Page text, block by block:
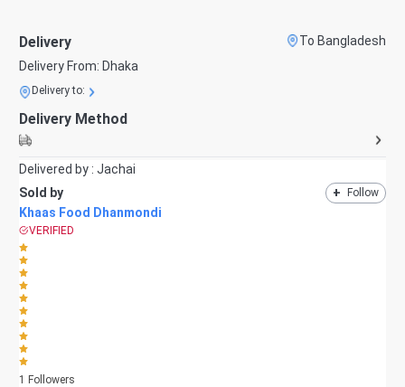
Delivery
To Bangladesh
Delivery From: Dhaka
Delivery to:
Delivery Method
Delivered by : Jachai
Sold by
+ Follow
Khaas Food Dhanmondi
VERIFIED
1 Followers